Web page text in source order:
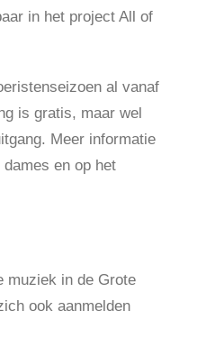
in het project All of
al vanaf
is gratis, maar wel
Meer informatie
en op het
muziek in de Grote
ook aanmelden